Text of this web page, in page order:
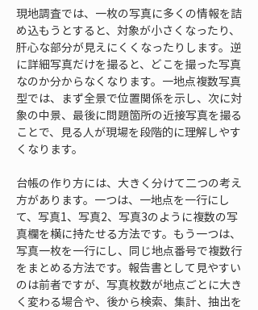
現地調査では、一枚の写真に多くの情報を詰
め込もうとすると、対象が小さくなったり、
肝心な部分が見えにくくなったりします。逆
に詳細写真だけを撮ると、どこを撮った写真
なのか分からなくなります。一地点複数写真
型では、まず全景で位置関係を示し、次に対
象の中景、最後に問題箇所の近接写真を撮る
ことで、見る人が現場を段階的に理解しやす
くなります。
台帳の作り方には、大きく分けて二つの考え
方があります。一つは、一地点を一行にし
て、写真1、写真2、写真3のように複数の写
真欄を横に持たせる方法です。もう一つは、
写真一枚を一行にし、同じ地点番号で複数行
をまとめる方法です。報告書として見やすい
のは前者ですが、写真枚数が地点ごとに大き
く変わる場合や、後から検索、集計、抽出を